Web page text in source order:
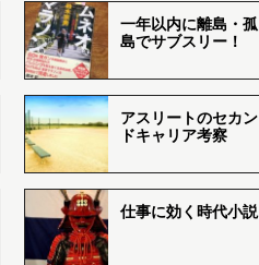
一年以内に離島・孤
島でサブスリー！
アスリートのセカン
ドキャリア考察
仕事に効く時代小説